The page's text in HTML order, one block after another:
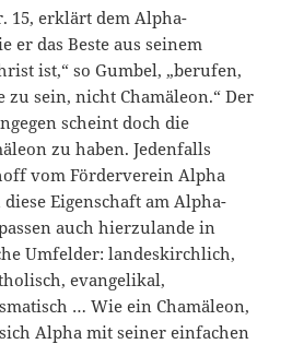
15, erklärt dem Alpha-
er das Beste aus seinem
ist,“ so Gumbel, „berufen,
zu sein, nicht Chamäleon.“ Der
scheint doch die
zu haben. Jedenfalls
vom Förderverein Alpha
Eigenschaft am Alpha-
auch hierzulande in
Umfelder: landeskirchlich,
evangelikal,
… Wie ein Chamäleon,
Alpha mit seiner einfachen